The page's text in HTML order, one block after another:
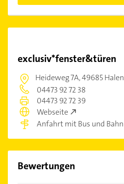
exclusiv*fenster&türen
Heideweg 7A,49685 Halen
04473 92 72 38
04473 92 72 39
Webseite
Anfahrt mit Bus und Bahn
Bewertungen